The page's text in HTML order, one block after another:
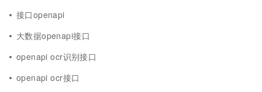
接口openapi
大数据openapi接口
openapi ocr识别接口
openapi ocr接口